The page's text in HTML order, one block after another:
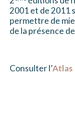
2001 et de 2011
permettre de
de la présence
Consulter l’Atlas